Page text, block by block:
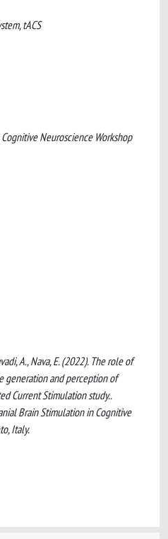
tACS
Neuroscience Workshop
A., Nava, E. (2022). The role of
generation and perception of
Current Stimulation study..
Brain Stimulation in Cognitive
Italy.